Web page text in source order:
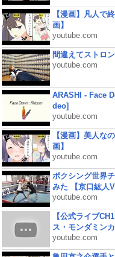
【漫画】凡人で
画】
youtube.com
間違えてストロ
youtube.com
ARASHI - Face
deo]
youtube.com
【漫画】美人な
画】
youtube.com
ボクシング世界
みた 【京口紘人
youtube.com
【公式ライブ
ス・モンダミン
youtube.com